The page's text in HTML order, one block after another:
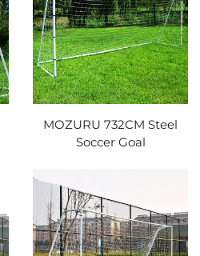
MOZURU 732CM Steel
Soccer Goal